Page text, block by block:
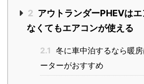
2 アウトランダーPHEVは
なくてもエアコンが使える
2.1 冬に車中泊するなら暖
ーターがおすすめ